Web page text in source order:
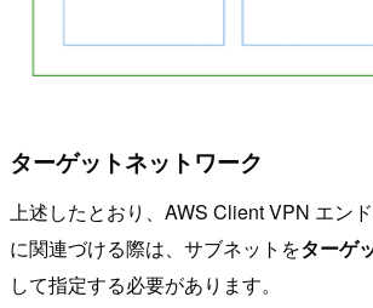
ターゲットネットワーク
上述したとおり、AWS Client VPN エン
に関連づける際は、サブネットをターゲ
して指定する必要があります。